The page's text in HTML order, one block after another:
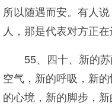
所以随遇而安。有人
人，那是代表对方正在
55、四十、新的
空气，新的呼吸，新
的心境，新的脚步，